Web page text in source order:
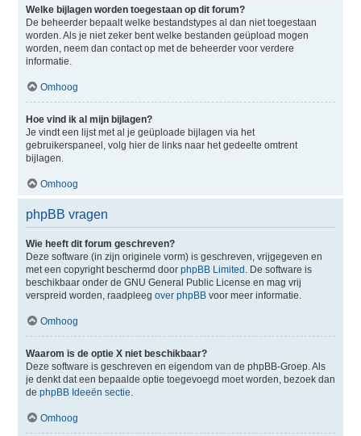
Welke bijlagen worden toegestaan op dit forum?
De beheerder bepaalt welke bestandstypes al dan niet toegestaan
worden. Als je niet zeker bent welke bestanden geüpload mogen
worden, neem dan contact op met de beheerder voor verdere
informatie.
Omhoog
Hoe vind ik al mijn bijlagen?
Je vindt een lijst met al je geüploade bijlagen via het
gebruikerspaneel, volg hier de links naar het gedeelte omtrent
bijlagen.
Omhoog
phpBB vragen
Wie heeft dit forum geschreven?
Deze software (in zijn originele vorm) is geschreven, vrijgegeven en
met een copyright beschermd door phpBB Limited . De software is
beschikbaar onder de GNU General Public License en mag vrij
verspreid worden, raadpleeg over phpBBvoor meer informatie.
Omhoog
Waarom is de optie X niet beschikbaar?
Deze software is geschreven en eigendom van de phpBB-Groep. Als
je denkt dat een bepaalde optie toegevoegd moet worden, bezoek dan
de phpBB Ideeën sectie.
Omhoog